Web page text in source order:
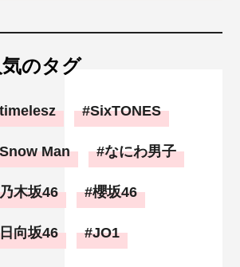
気のタグ
timelesz SixTONES
Snow Man なにわ男子
乃木坂46 櫻坂46
日向坂46 JO1